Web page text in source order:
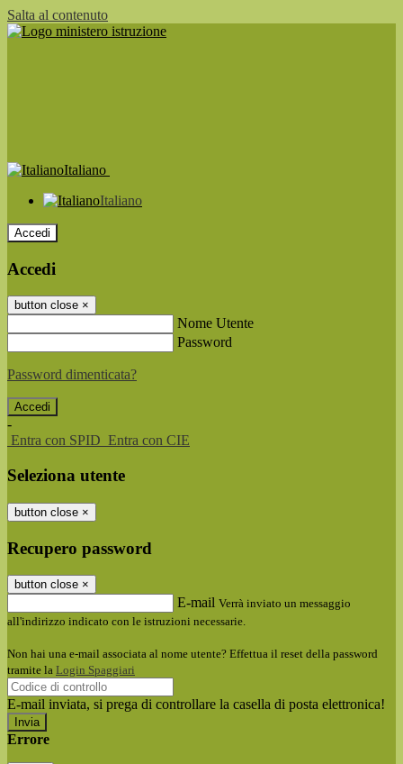
Salta al contenuto
Italiano
Italiano
Accedi
Accedi
button close ×
Nome Utente
Password
Password dimenticata?
-
Entra con SPID Entra con CIE
Seleziona utente
button close ×
Recupero password
button close ×
E-mail Verrà inviato un messaggio
all'indirizzo indicato con le istruzioni necessarie.
Non hai una e-mail associata al nome utente? Effettua il reset della password
tramite la Login Spaggiari
E-mail inviata, si prega di controllare la casella di posta elettronica!
Errore